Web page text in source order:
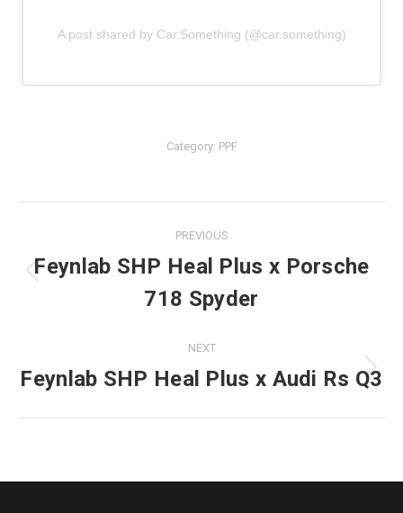
A post shared by Car.Something (@car.something)
Category: PPF
navigation
PREVIOUS
project:
Feynlab SHP Heal Plus x Porsche
718 Spyder
NEXT
Next
Feynlab SHP Heal Plus x Audi Rs Q3